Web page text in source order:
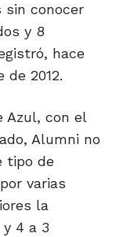
sin conocer
y 8
hace
de 2012.
Azul, con el
Alumni no
tipo de
varias
la
4 a 3